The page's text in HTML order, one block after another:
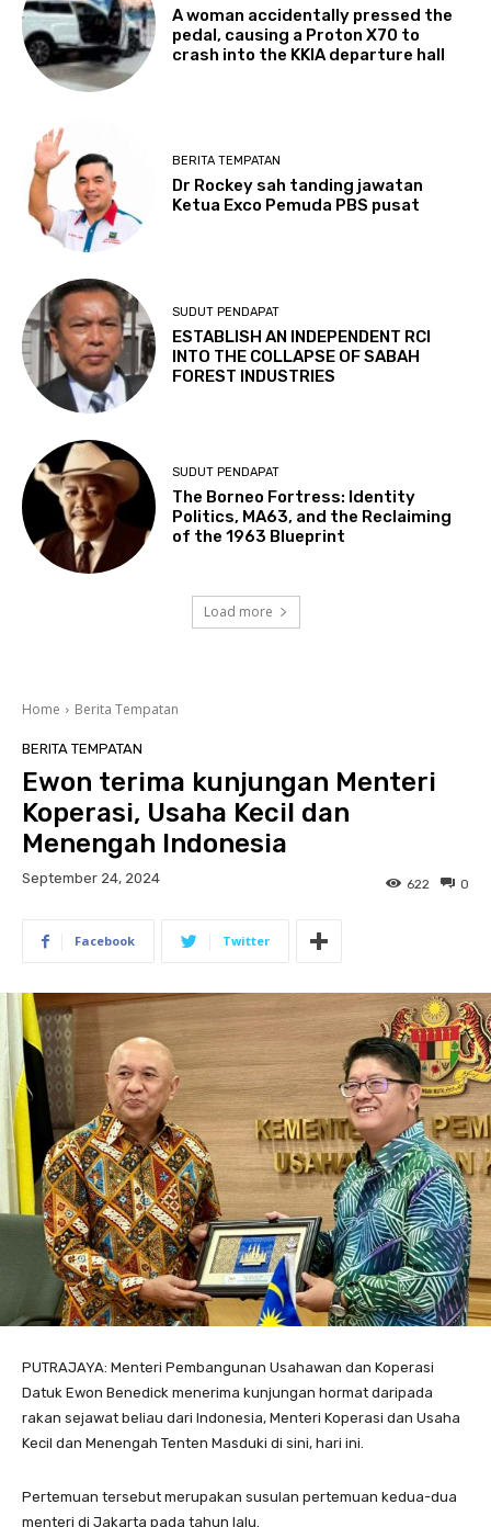
A woman accidentally pressed the
pedal, causing a Proton X70 to
crash into the KKIA departure hall
BERITA TEMPATAN
Dr Rockey sah tanding jawatan
Ketua Exco Pemuda PBS pusat
SUDUT PENDAPAT
ESTABLISH AN INDEPENDENT RCI
INTO THE COLLAPSE OF SABAH
FOREST INDUSTRIES
SUDUT PENDAPAT
The Borneo Fortress: Identity
Politics, MA63, and the Reclaiming
of the 1963 Blueprint
Load more